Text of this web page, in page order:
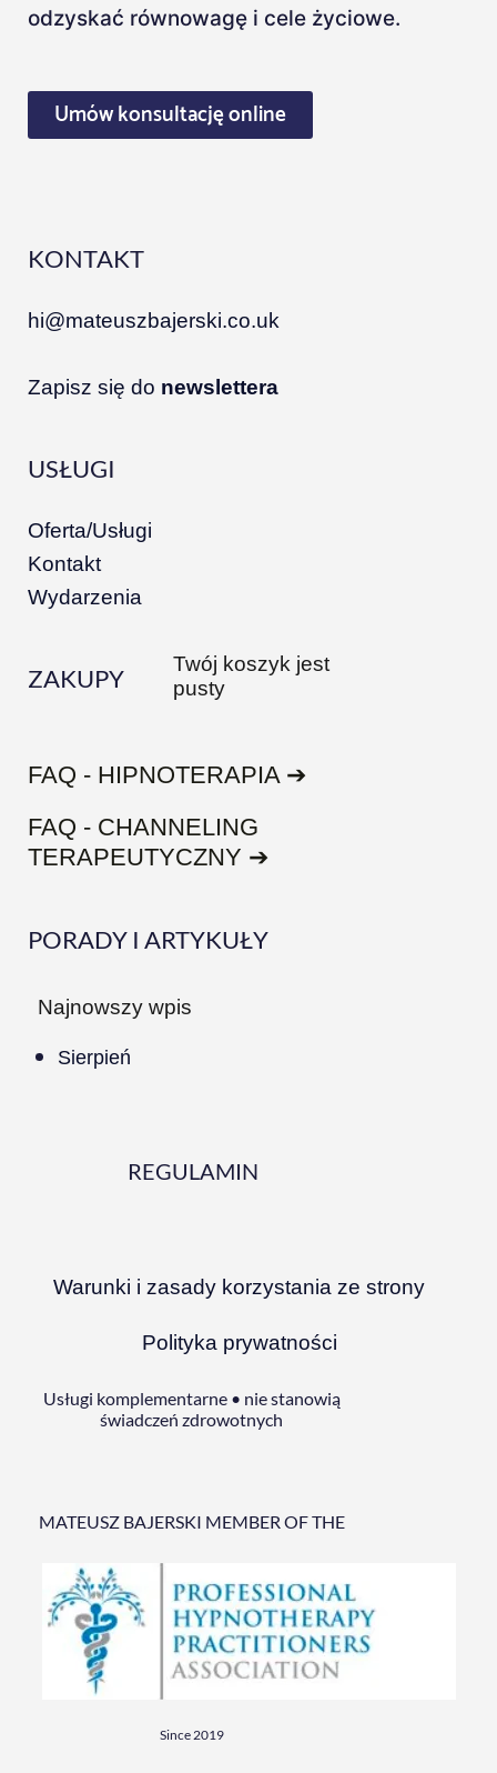
odzyskać równowagę i cele życiowe.
Umów konsultację online
KONTAKT
hi@mateuszbajerski.co.uk
Zapisz się do newslettera
USŁUGI
Oferta/Usługi
Kontakt
Wydarzenia
ZAKUPY
Twój koszyk jest
pusty
FAQ - HIPNOTERAPIA ➔
FAQ - CHANNELING
TERAPEUTYCZNY ➔
PORADY I ARTYKUŁY
Najnowszy wpis
Sierpień
REGULAMIN
Warunki i zasady korzystania ze strony
Polityka prywatności
Usługi komplementarne • nie stanowią
świadczeń zdrowotnych
MATEUSZ BAJERSKI MEMBER OF THE
Since 2019